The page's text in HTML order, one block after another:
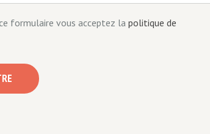
formulaire vous acceptez la politique de